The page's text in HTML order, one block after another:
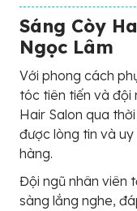
Sáng Còy
Ngọc Lâm
Với phong cách
tóc tiên tiến và đội
Hair Salon qua
được lòng tin và
hàng.
Đội ngũ nhân viên
sàng lắng nghe,